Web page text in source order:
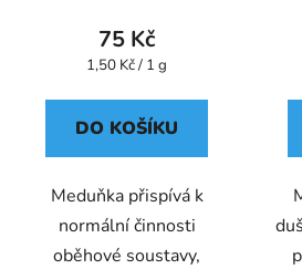
75 Kč
Měrná
1,50 Kč / 1 g
DO KOŠÍKU
Meduňka přispívá k
normální činnosti
oběhové soustavy,